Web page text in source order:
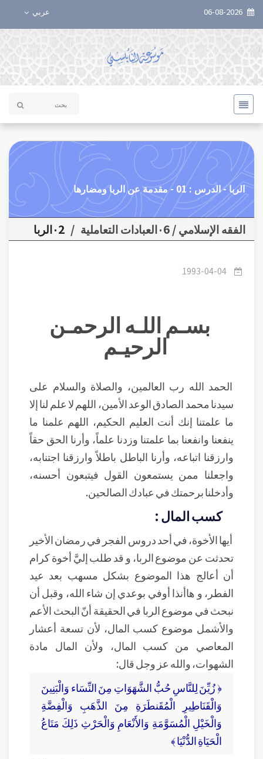
عربي
الربا - الدرس : 01 - مقدمة عن الربا ومضارها
الفقه الإسلامي / ٠6العبادات التعاملية / ٠2الربا
1993-04-04
بسـم اللـه الرحمـن
الرحيـم
الحمد الله رب العالمين، والصلاة والسلام على
سيدنا محمد الصادق الوعد الأمين، اللهم لا علم لنا إلا
ما علمتنا إنك أنت العليم الحكيم، اللهم علمنا ما
ينفعنا وانفعنا بما علمتنا وزدنا علماً، وأرنا الحق حقاً
وارزقنا اتباعه، وأرنا الباطل باطلاً وارزقنا اجتنابه،
واجعلنا ممن يستمعون القول فيتبعون أحسنه،
وأدخلنا برحمتك في عبادك الصالحين.
كسب المال :
أيها الأخوة، في أحد دروس الفجر في رمضان الأخير
تحدثت عن موضوع الربا، و قد طلب إليَّ أخوة كرام
أن أعالج هذا الموضوع بشكل مسهب بعد عيد
الفطر، و هاأنذا أوفي بوعدي إن شاء الله، وقبل أن
نبحث في موضوع الربا في الحقيقة أنّ البحث الأعم
والأشمل موضوع كسب المال، لأن تسعة أعشار
المعاصي من كسب المال، ولأن المال مادة
الشهوات، والله عز وجل قال:
﴿ زُيِّنَ لِلنَّاسِ حُبُّ الشَّهَوَاتِ مِنَ النِّسَاء وَالْبَنِينَ
وَالْقَنَاطِيرِ الْمُقَنطَرَةِ مِنَ الذَّهَبِ وَالْفِضَّةِ
وَالْخَيْلِ الْمُسَوَّمَةِ وَالأَنْعَامِ وَالْحَرْثِ ذَلِكَ مَتَاعُ
الْحَيَاةِ الدُّنْيَا ﴾